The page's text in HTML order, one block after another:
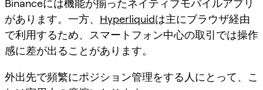
Binanceには機能が揃ったネイティブモバイルアプリ
があります。一方、 Hyperliquidは主にブラウザ経由
で利用するため、スマートフォン中心の取引では操作
感に差が出ることがあります。
外出先で頻繁にポジション管理をする人にとって、こ